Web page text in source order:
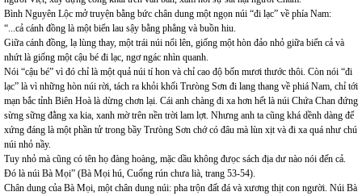
Bình Nguyên Lộc mở truyện bằng bức chân dung một ngọn núi “đi lạc” về phía Nam:
“...cả cánh đồng là một biển lau sậy bằng phẳng và buồn hiu.
Giữa cánh đồng, lạ lùng thay, một trái núi nổi lên, giống một hòn đảo nhỏ giữa biển cả và
nhứt là giống một cậu bé đi lạc, ngơ ngác nhìn quanh.
Nói “cậu bé” vì đó chỉ là một quả núi tí hon và chỉ cao độ bốn mươi thước thôi. Còn nói “đi
lạc” là vì những hòn núi rời, tách ra khỏi khối Trưòng Sơn đi lang thang về phiá Nam, chỉ tới
mạn bắc tỉnh Biên Hoà là dừng chơn lại. Cái anh chàng đi xa hơn hết là núi Chứa Chan đứng
sừng sững đằng xa kia, xanh mờ trên nền trời lam lợt. Nhưng anh ta cũng khá dềnh dàng để
xứng đáng là một phần tử trong bầy Trưòng Sơn chớ có đâu mà lùn xịt và đi xa quá như chú
núi nhỏ nầy.
Tuy nhỏ mà cũng có tên họ đàng hoàng, mặc dầu không đưọc sách địa dư nào nói đến cả.
Đó là núi Bà Mọi” (Bà Mọi hú, Cuống rún chưa lià, trang 53-54).
Chân dung của Bà Mọi, một chân dung núi: pha trộn đất đá và xương thịt con người. Núi Bà